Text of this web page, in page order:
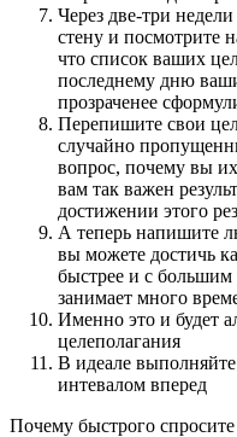
Через две-три
стену и посмотрите
что список ваших
последнему дню
прозраченее
Перепишите свои
случайно
вопрос, почему вы
вам так важен
достижении этого
А теперь напишите
вы можете достичь
быстрее и с
занимает много
Именно это и будет
целеполагания
В идеале
интевалом вперед
Почему быстрого